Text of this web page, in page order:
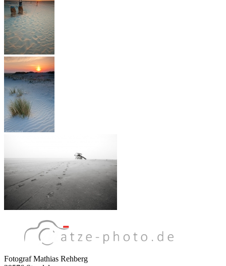
Fotograf Mathias Rehberg